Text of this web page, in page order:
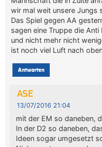
wir mal weit unsere Jungs
Das Spiel gegen AA
sagen eine Truppe die
und nicht mehr nicht
ist noch viel Luft nach
Antworten
ASE
13/07/2016 21:04
mit der EM so daneben,
In der D2 so daneben,
Ideen sogar umgesetzt